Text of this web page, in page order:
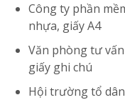
Công ty phần
nhựa, giấy A4
Văn phòng tư
giấy ghi chú
Hội trường tổ